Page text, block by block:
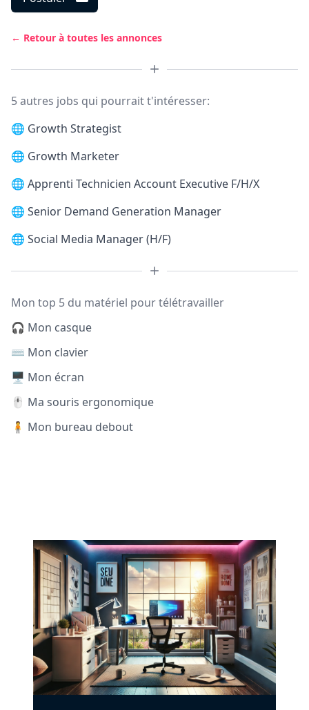
← Retour à toutes les annonces
5 autres jobs qui pourrait t'intéresser:
🌐 Growth Strategist
🌐 Growth Marketer
🌐 Apprenti Technicien Account Executive F/H/X
🌐 Senior Demand Generation Manager
🌐 Social Media Manager (H/F)
Mon top 5 du matériel pour télétravailler
🎧 Mon casque
⌨️ Mon clavier
🖥️ Mon écran
🖱️ Ma souris ergonomique
🧍 Mon bureau debout